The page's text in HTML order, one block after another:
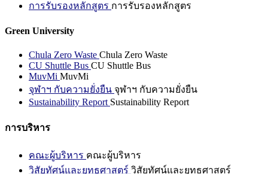
การรับรองหลักสูตร การรับรองหลักสูตร
Green University
Chula Zero Waste Chula Zero Waste
CU Shuttle Bus CU Shuttle Bus
MuvMi MuvMi
จุฬาฯ กับความยั่งยืน จุฬาฯ กับความยั่งยืน
Sustainability Report Sustainability Report
การบริหาร
คณะผู้บริหาร คณะผู้บริหาร
วิสัยทัศน์และยุทธศาสตร์ วิสัยทัศน์และยุทธศาสตร์